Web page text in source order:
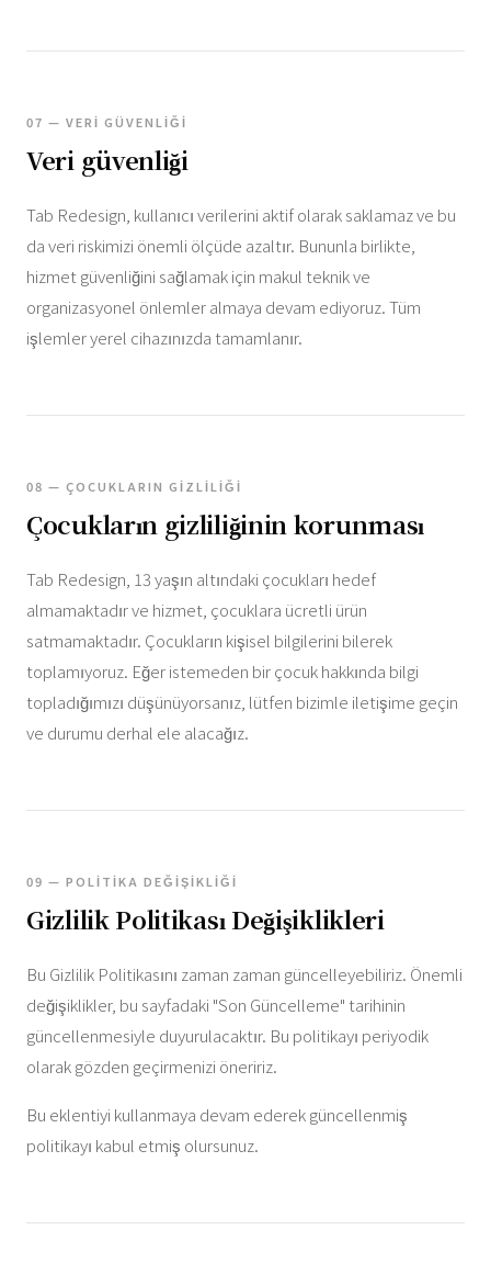
07 — VERI GÜVENLIĞI
Veri güvenliği
Tab Redesign, kullanıcı verilerini aktif olarak saklamaz ve bu
da veri riskimizi önemli ölçüde azaltır. Bununla birlikte,
hizmet güvenliğini sağlamak için makul teknik ve
organizasyonel önlemler almaya devam ediyoruz. Tüm
işlemler yerel cihazınızda tamamlanır.
08 — ÇOCUKLARIN GIZLILIĞI
Çocukların gizliliğinin korunması
Tab Redesign, 13 yaşın altındaki çocukları hedef
almamaktadır ve hizmet, çocuklara ücretli ürün
satmamaktadır. Çocukların kişisel bilgilerini bilerek
toplamıyoruz. Eğer istemeden bir çocuk hakkında bilgi
topladığımızı düşünüyorsanız, lütfen bizimle iletişime geçin
ve durumu derhal ele alacağız.
09 — POLITIKA DEĞIŞIKLIĞI
Gizlilik Politikası Değişiklikleri
Bu Gizlilik Politikasını zaman zaman güncelleyebiliriz. Önemli
değişiklikler, bu sayfadaki "Son Güncelleme" tarihinin
güncellenmesiyle duyurulacaktır. Bu politikayı periyodik
olarak gözden geçirmenizi öneririz.
Bu eklentiyi kullanmaya devam ederek güncellenmiş
politikayı kabul etmiş olursunuz.